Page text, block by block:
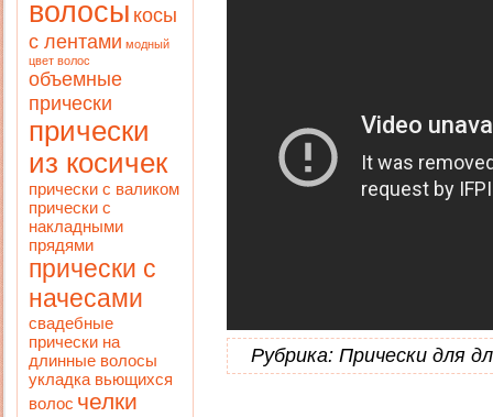
волосы косы
с лентами модный
цвет волос
объемные
прически
прически
из косичек
прически с валиком
прически с
накладными
прядями
прически с
начесами
свадебные
прически на
длинные волосы
укладка вьющихся
волос челки
Рубрика: Прически для